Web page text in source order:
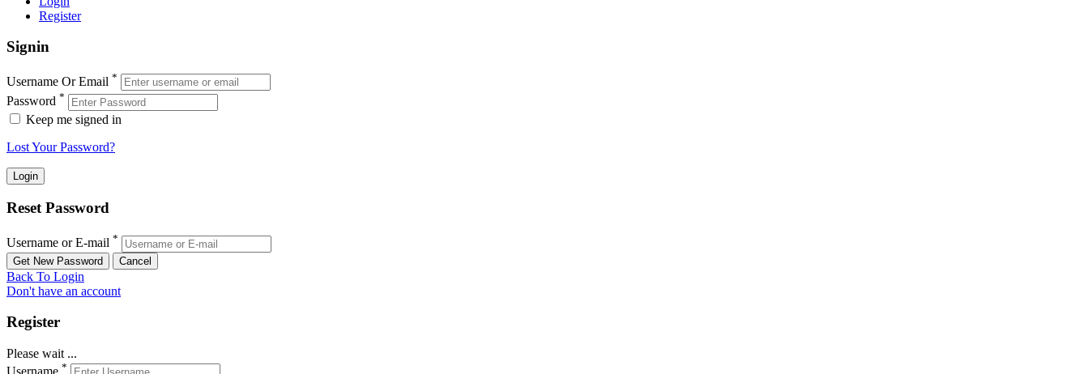
Register
Signin
Username Or Email *
Password *
Keep me signed in
Lost Your Password?
Reset Password
Username or E-mail *
Back To Login
Don't have an account
Register
Please wait ...
*